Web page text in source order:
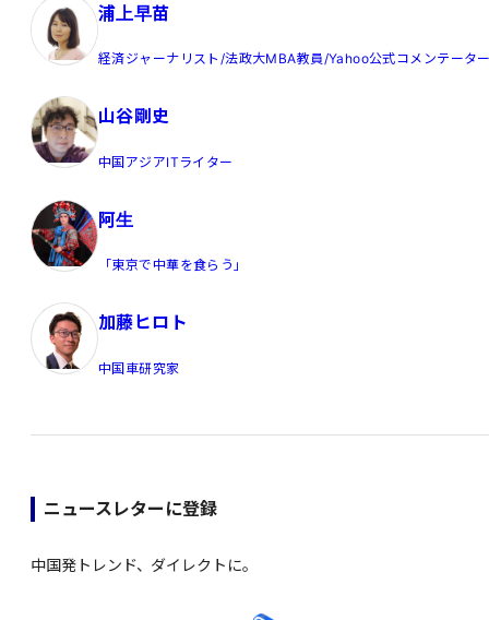
浦上早苗
経済ジャーナリスト/法政大MBA教員/Yahoo公式コメンテータ
山谷剛史
中国アジアITライター
阿生
「東京で中華を食らう」
加藤ヒロト
中国車研究家
ニュースレターに登録
中国発トレンド、ダイレクトに。